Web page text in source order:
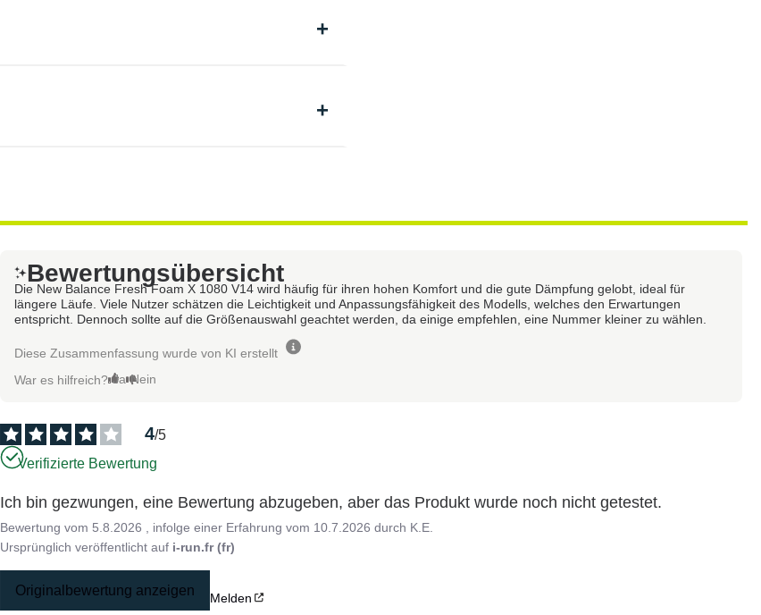
Bewertungsübersicht
Die New Balance Fresh Foam X 1080 V14 wird häufig für ihren hohen Komfort und die gute Dämpfung gelobt, ideal für
längere Läufe. Viele Nutzer schätzen die Leichtigkeit und Anpassungsfähigkeit des Modells, welches den Erwartungen
entspricht. Dennoch sollte auf die Größenauswahl geachtet werden, da einige empfehlen, eine Nummer kleiner zu wählen.
Diese Zusammenfassung wurde von KI erstellt
War es hilfreich? Ja Nein
4/5
Verifizierte Bewertung
Ich bin gezwungen, eine Bewertung abzugeben, aber das Produkt wurde noch nicht getestet.
Bewertung vom 5.8.2026 , infolge einer Erfahrung vom 10.7.2026 durch K.E.
Ursprünglich veröffentlicht auf i-run.fr (fr)
Originalbewertung anzeigen Melden